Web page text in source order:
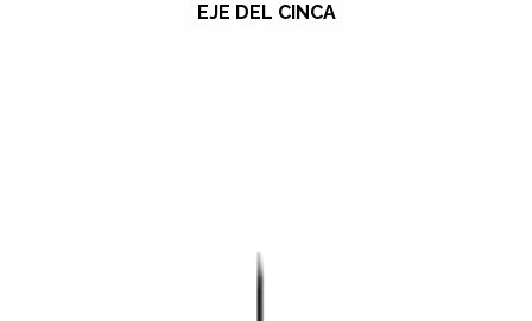
EJE DEL CINCA